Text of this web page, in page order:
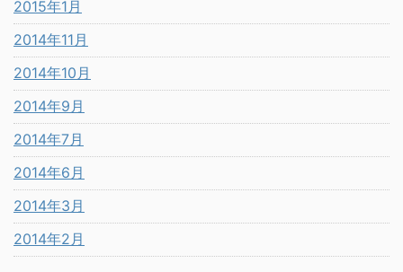
2015年1月
2014年11月
2014年10月
2014年9月
2014年7月
2014年6月
2014年3月
2014年2月